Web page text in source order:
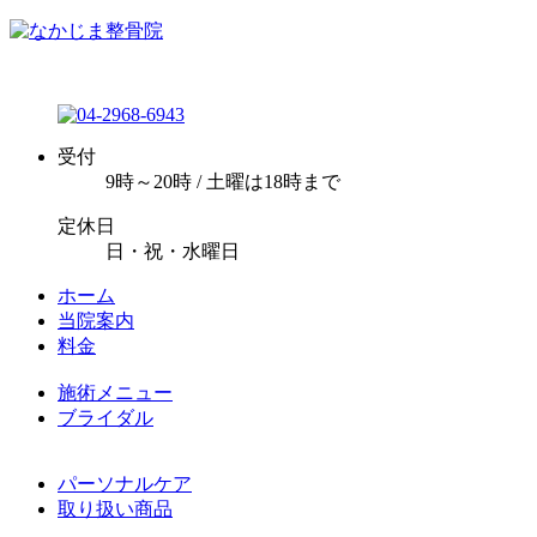
受付
9時～20時 / 土曜は18時まで
定休日
日・祝・水曜日
ホーム
当院案内
料金
施術メニュー
ブライダル
パーソナルケア
取り扱い商品